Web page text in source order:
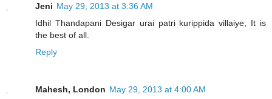
Jeni May 29, 2013 at 3:36 AM
Idhil Thandapani Desigar urai patri kurippida villaiye, It is
the best of all.
Reply
Mahesh, London May 29, 2013 at 4:00 AM